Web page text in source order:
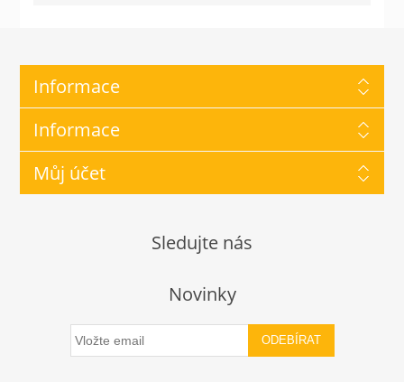
Informace
Informace
Můj účet
Sledujte nás
Novinky
ODEBÍRAT